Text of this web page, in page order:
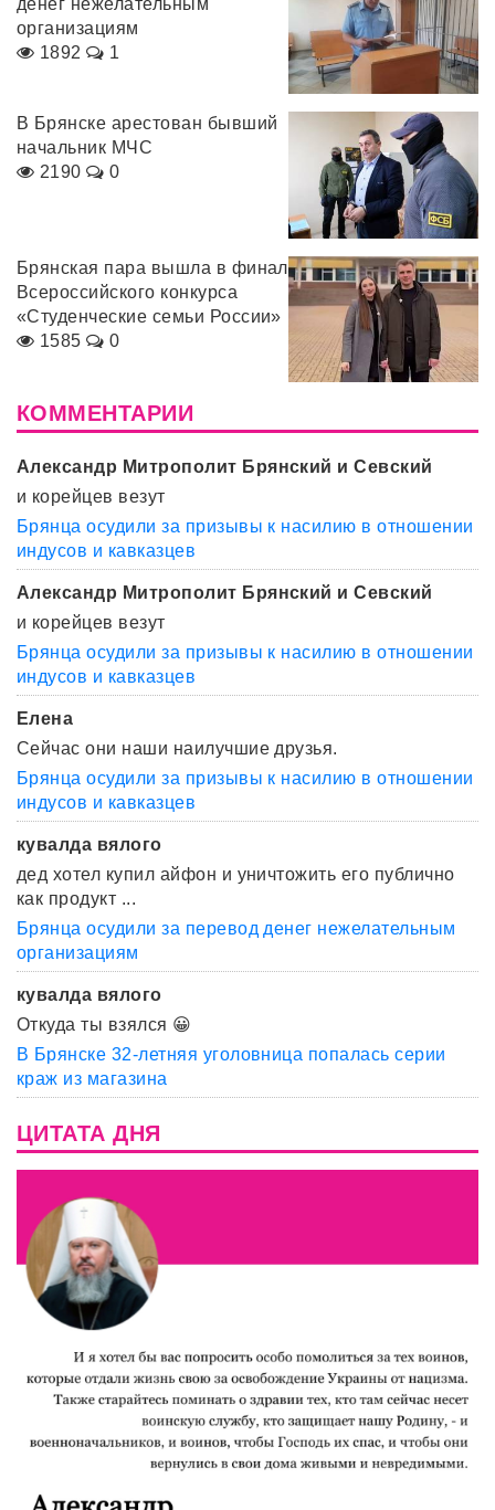
организациям
1892
1
В Брянске арестован бывший
начальник МЧС
2190
0
Брянская пара вышла в финал
Всероссийского конкурса
«Студенческие семьи России»
1585
0
КОММЕНТАРИИ
Александр Митрополит Брянский и Севский
и корейцев везут
Брянца осудили за призывы к насилию в отношении
индусов и кавказцев
Александр Митрополит Брянский и Севский
и корейцев везут
Брянца осудили за призывы к насилию в отношении
индусов и кавказцев
Елена
Сейчас они наши наилучшие друзья.
Брянца осудили за призывы к насилию в отношении
индусов и кавказцев
кувалда вялого
дед хотел купил айфон и уничтожить его публично
как продукт ...
Брянца осудили за перевод денег нежелательным
организациям
кувалда вялого
Откуда ты взялся 😀
В Брянске 32-летняя уголовница попалась серии
краж из магазина
ЦИТАТА ДНЯ